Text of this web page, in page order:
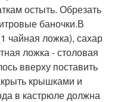
остыть. Обрезать
баночки.В
чайная ложка), сахар
ложка - столовая
вверху поставить
крышками и
в кастрюле должна